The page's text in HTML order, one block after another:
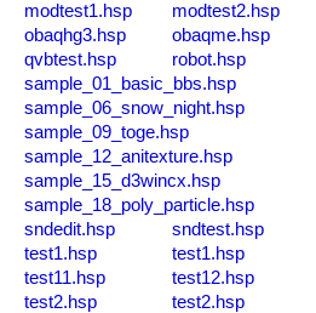
modtest1.hsp
modtest2.hsp
obaqhg3.hsp
obaqme.hsp
qvbtest.hsp
robot.hsp
sample_01_basic_bbs.hsp
sample_06_snow_night.hsp
sample_09_toge.hsp
sample_12_anitexture.hsp
sample_15_d3wincx.hsp
sample_18_poly_particle.hsp
sndedit.hsp
sndtest.hsp
test1.hsp
test1.hsp
test11.hsp
test12.hsp
test2.hsp
test2.hsp